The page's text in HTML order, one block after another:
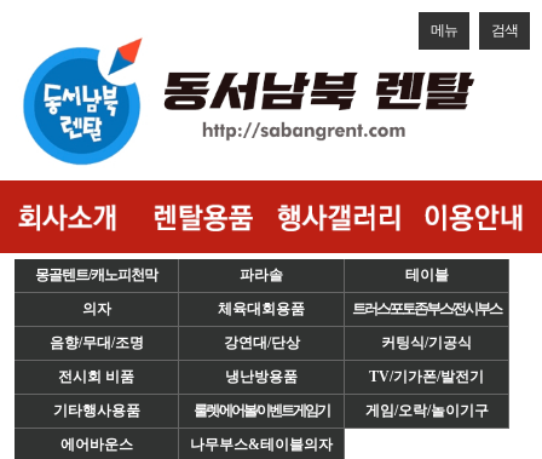
메뉴 검색
몽골텐트/캐노피천막 파라솔
테이블
의자
체육대회용품
트러스/포토존/부스/전시부스
음향/무대/조명
강연대/단상
커팅식/기공식
전시회 비품
냉난방용품
TV/기가폰/발전기
기타행사용품
룰렛/에어볼/이벤트게임기
게임/오락/놀이기구
에어바운스
나무부스&테이블의자